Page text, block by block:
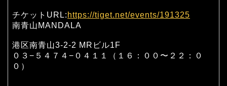
チケットURL: https://tiget.net/events/191325
南青山MANDALA
港区南青山3-2-2 MRビル1F
０３−５４７４−０４１１（１６：００〜２２：０
０）